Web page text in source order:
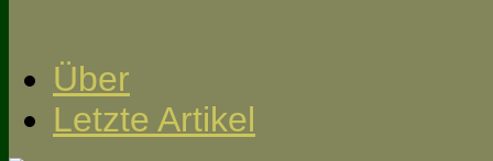
Über
Letzte Artikel